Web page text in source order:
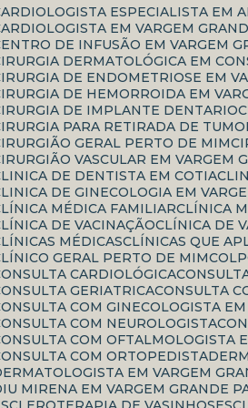
CARDIOLOGISTA ESPECIALISTA EM
CARDIOLOGISTA EM VARGEM
CENTRO DE INFUSÃO EM VARGEM
CIRURGIA DERMATOLÓGICA EM
CIRURGIA DE ENDOMETRIOSE EM
CIRURGIA DE HEMORROIDA EM
CIRURGIA DE IMPLANTE DENTARIO
CIRURGIA PARA RETIRADA DE
CIRURGIÃO GERAL PERTO DE MIM
CIRURGIÃO VASCULAR EM VARGEM
CLINICA DE DENTISTA EM COTIA
CLINICA DE GINECOLOGIA EM
CLÍNICA MÉDICA FAMILIAR CLÍNICA
CLÍNICA DE VACINAÇÃO CLÍNICA DE
CLÍNICAS MÉDICAS CLÍNICAS QUE
CLÍNICO GERAL PERTO DE MIM
CONSULTA CARDIOLÓGICA
CONSULTA GERIATRICA CONSULTA
CONSULTA COM GINECOLOGISTA
CONSULTA COM NEUROLOGISTA
CONSULTA COM OFTALMOLOGISTA
CONSULTA COM ORTOPEDISTA
DERMATOLOGISTA EM VARGEM
DIU MIRENA EM VARGEM GRANDE